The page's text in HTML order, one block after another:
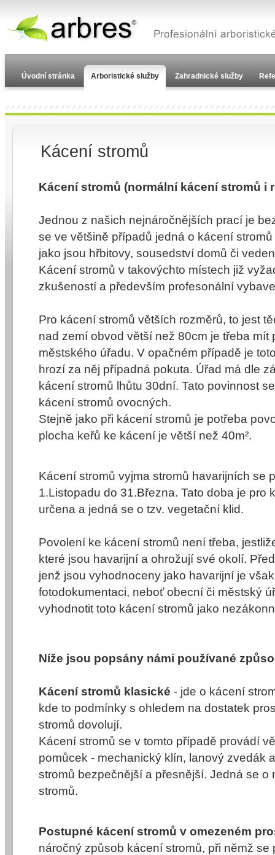
Úvodní stránka Arboristické služby Zahradnické služby
Kácení stromů
Kácení stromů (normální kácení stromů i
Jednou z našich nejnáročnějších prací je
se ve většině případů jedná o kácení stromů
jako jsou hřbitovy, sousedství domů či
Kácení stromů v takovýchto místech již
zkušeností a především profesonální
Pro kácení stromů větších rozměrů, to jest
nad zemí obvod větší než 80cm je třeba
městského úřadu. V opačném případě je
hrozí za něj případná pokuta. Úřad má dle
kácení stromů lhůtu 30dní. Tato povinnost
kácení stromů ovocných.
Stejně jako při kácení stromů je potřeba
plocha keřů ke kácení je větší než 40m².
Kácení stromů vyjma stromů havarijních se
1.Listopadu do 31.Března. Tato doba je pro
určena a jedná se o tzv. vegetační klid.
Povolení ke kácení stromů není třeba,
které jsou havarijní a ohrožují své okolí.
jenž jsou vyhodnoceny jako havarijní je
fotodokumentaci, neboť obecní či městský
vyhodnotit toto kácení stromů jako
Níže jsou popsány námi používané
Kácení stromů klasické - jde o kácení
kde to podmínky s ohledem na dostatek
stromů dovolují.
Kácení stromů se v tomto případě provádí
pomůcek - mechanický klín, lanový zvedák
stromů bezpečnější a přesnější. Jedná se
stromů.
Postupné kácení stromů v omezeném
náročný způsob kácení stromů, při němž se